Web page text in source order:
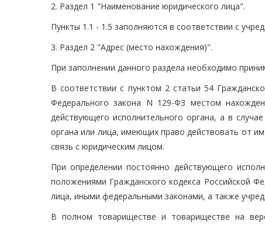
2. Раздел 1 "Наименование юридического лица".
Пункты 1.1 - 1.5 заполняются в соответствии с
3. Раздел 2 "Адрес (место нахождения)".
При заполнении данного раздела необходимо
В соответствии с пунктом 2 статьи 54
Федерального закона N 129-ФЗ местом
действующего исполнительного органа, а в
органа или лица, имеющих право действовать от
связь с юридическим лицом.
При определении постоянно действующего
положениями Гражданского кодекса Российской
лица, иными федеральными законами, а также
В полном товариществе и товариществе на